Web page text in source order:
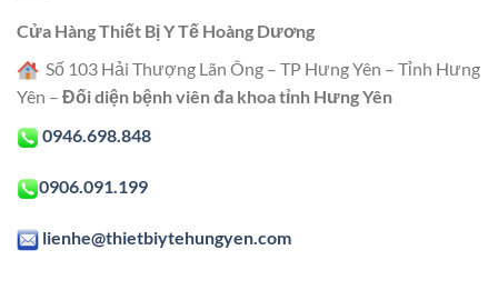
Cửa Hàng Thiết Bị Y Tế Hoàng Dương
Số 103 Hải Thượng Lãn Ông – TP Hưng Yên – Tỉnh Hưng
Yên – Đối diện bệnh viên đa khoa tỉnh Hưng Yên
0946.698.848
0906.091.199
lienhe@thietbiytehungyen.com